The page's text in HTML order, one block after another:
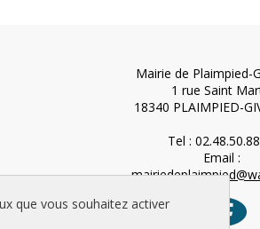
Mairie de Plaimpied-
1 rue Saint
18340 PLAIMPIED-
Tel :
Email :
que vous souhaitez activer